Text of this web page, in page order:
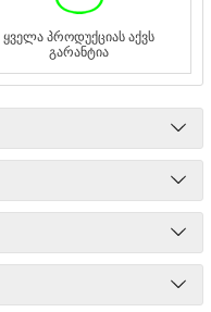
ყველა პროდუქციას აქვს
გარანტია